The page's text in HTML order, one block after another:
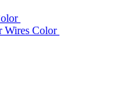
Wires Color